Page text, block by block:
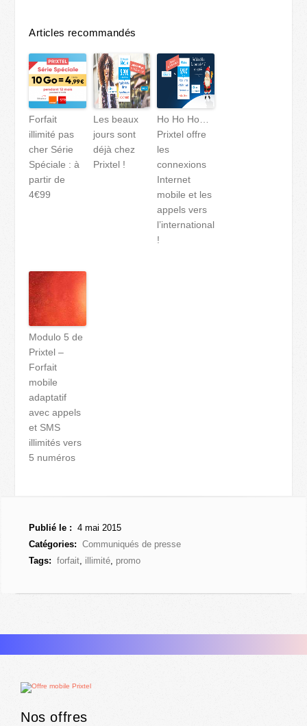
Articles recommandés
Forfait
illimité pas
cher Série
Spéciale : à
partir de
4€99
Les beaux
jours sont
déjà chez
Prixtel !
Ho Ho Ho…
Prixtel offre
les
connexions
Internet
mobile et les
appels vers
l’international
!
Modulo 5 de
Prixtel –
Forfait
mobile
adaptatif
avec appels
et SMS
illimités vers
5 numéros
Publié le : 4 mai 2015
Catégories:
Communiqués de presse
Tags:
forfait, illimité, promo
Nos offres